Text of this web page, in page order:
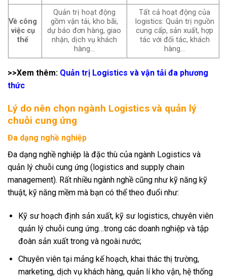
Về công
việc cụ
thể
Quản trị hoạt động
gồm vận tải, kho bãi,
dự báo đơn hàng, giao
nhận, dịch vụ khách
hàng…
Tất cả hoạt động của
logistics: Quản trị nguồn
cung cấp, sản xuất, hợp
tác với đối tác, khách
hàng…
>>Xem thêm: Quản trị Logistics và vận tải đa phương
thức
Lý do nên chọn ngành Logistics và quản lý
chuỗi cung ứng
Đa dạng nghề nghiệp
Đa dạng nghề nghiệp là đặc thù của ngành Logistics và
quản lý chuỗi cung ứng (logistics and supply chain
management). Rất nhiều ngành nghề cũng như kỹ năng kỹ
thuật, kỹ năng mềm mà bạn có thể theo đuổi như:
Kỹ sư hoạch định sản xuất, kỹ sư logistics, chuyên viên
quản lý chuỗi cung ứng…trong các doanh nghiệp và tập
đoàn sản xuất trong và ngoài nước;
Chuyên viên tại mảng kế hoạch, khai thác thị trường,
marketing, dịch vụ khách hàng, quản lí kho vận, hệ thống